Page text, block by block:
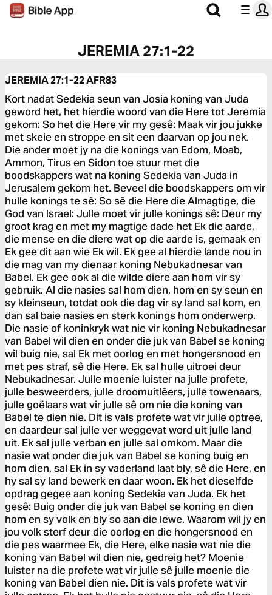
JEREMIA 27:1-22
JEREMIA 27:1-22AFR83
Kort nadat Sedekia seun van Josia koning van Juda
geword het, het hierdie woord van die Here tot Jeremia
gekom: So het die Here vir my gesê: Maak vir jou jukke
met skeie en stroppe en sit een daarvan op jou nek.
Die ander moet jy na die konings van Edom, Moab,
Ammon, Tirus en Sidon toe stuur met die
boodskappers wat na koning Sedekia van Juda in
Jerusalem gekom het. Beveel die boodskappers om vir
hulle konings te sê: So sê die Here die Almagtige, die
God van Israel: Julle moet vir julle konings sê: Deur my
groot krag en met my magtige dade het Ek die aarde,
die mense en die diere wat op die aarde is, gemaak en
Ek gee dit aan wie Ek wil. Ek gee al hierdie lande nou in
die mag van my dienaar koning Nebukadnesar van
Babel. Ek gee ook al die wilde diere aan hom vir sy
gebruik. Al die nasies sal hom dien, hom en sy seun en
sy kleinseun, totdat ook die dag vir sy land sal kom, en
dan sal baie nasies en sterk konings hom onderwerp.
Die nasie of koninkryk wat nie vir koning Nebukadnesar
van Babel wil dien en onder die juk van Babel se koning
wil buig nie, sal Ek met oorlog en met hongersnood en
met pes straf, sê die Here. Ek sal hulle uitroei deur
Nebukadnesar. Julle moenie luister na julle profete,
julle besweerders, julle droomuitlêers, julle towenaars,
julle goëlaars wat vir julle sê om nie die koning van
Babel te dien nie. Dit is vals profete wat vir julle optree,
en daardeur sal julle ver weggevat word uit julle land
uit. Ek sal julle verban en julle sal omkom. Maar die
nasie wat onder die juk van Babel se koning buig en
hom dien, sal Ek in sy vaderland laat bly, sê die Here, en
hy sal sy land bewerk en daar woon. Ek het dieselfde
opdrag gegee aan koning Sedekia van Juda. Ek het
gesê: Buig onder die juk van Babel se koning en dien
hom en sy volk en bly so aan die lewe. Waarom wil jy en
jou volk sterf deur die oorlog en die hongersnood en
die pes waarmee Ek, die Here, elke nasie wat nie die
koning van Babel wil dien nie, gedreig het? Moenie
luister na die profete wat vir julle sê julle moenie die
koning van Babel dien nie. Dit is vals profete wat vir